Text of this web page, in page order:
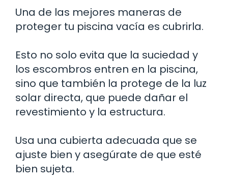
Una de las mejores maneras de
proteger tu piscina vacía es cubrirla.
Esto no solo evita que la suciedad y
los escombros entren en la piscina,
sino que también la protege de la luz
solar directa, que puede dañar el
revestimiento y la estructura.
Usa una cubierta adecuada que se
ajuste bien y asegúrate de que esté
bien sujeta.